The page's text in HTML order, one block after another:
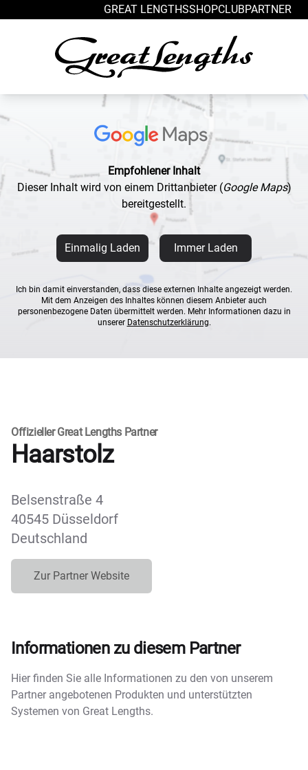
GREAT LENGTHSSHOPCLUBPARTNER
Empfohlener Inhalt
Dieser Inhalt wird von einem Drittanbieter (Google Maps)
bereitgestellt.
Einmalig Laden Immer Laden
Ich bin damit einverstanden, dass diese externen Inhalte angezeigt werden.
Mit dem Anzeigen des Inhaltes können diesem Anbieter auch
personenbezogene Daten übermittelt werden. Mehr Informationen dazu in
unserer Datenschutzerklärung.
Offizieller Great Lengths Partner
Haarstolz
Belsenstraße 4
40545 Düsseldorf
Deutschland
Zur Partner Website
Informationen zu diesem Partner
Hier finden Sie alle Informationen zu den von unserem
Partner angebotenen Produkten und unterstützten
Systemen von Great Lengths.